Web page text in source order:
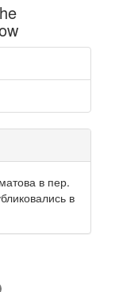
в пер.
в